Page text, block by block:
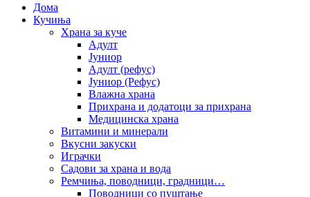
Дома
Кучиња
Храна за куче
Адулт
Јуниор
Адулт (рефус)
Јуниор (Рефус)
Влажна храна
Прихрана и додатоци за прихрана
Медицинска храна
Витамини и минерали
Вкусни закуски
Играчки
Садови за храна и вода
Ремчиња, поводници, градници…
Поводници со пуштање